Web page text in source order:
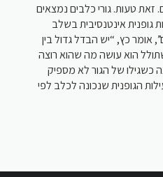
זאת טעות. גורי כלבים נמצאים
אינטנסיבית בשלב
אומר כץ, “יש הבדל גדול בין
הוא עושה מה שהוא רוצה
כשגילו של הגור לא מספיק
הגופנית שנכונה לכלב לפי